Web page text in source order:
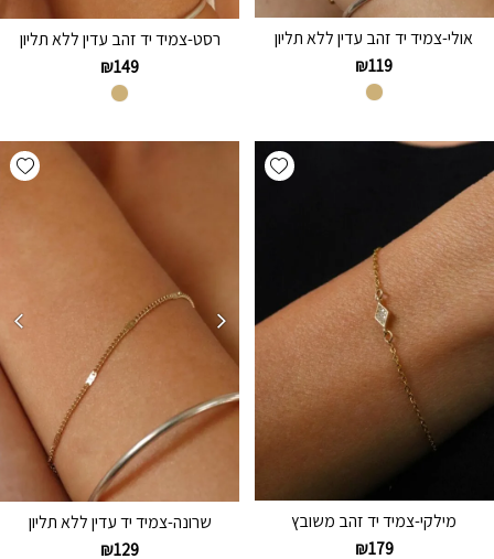
אולי-צמיד יד זהב עדין ללא תליון
₪119
רסט-צמיד יד זהב עדין ללא תליון
₪149
Add wishlist
מילקי-צמיד יד זהב משובץ
₪179
שרונה-צמיד יד עדין ללא תליון
₪129